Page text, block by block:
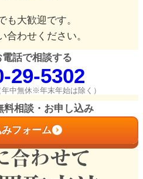
も大歓迎です。
合わせください。
話で相談する
29-5302
中無休※年末年始は除く）
料相談・お申し込み
フォーム